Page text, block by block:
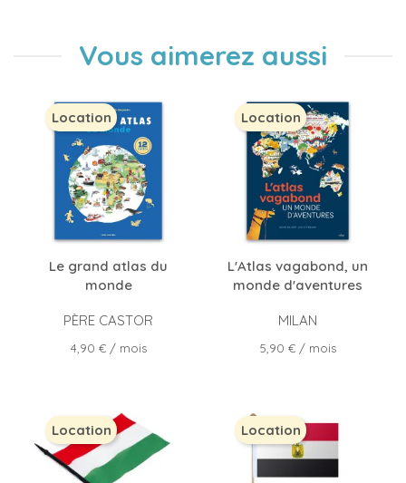
Vous aimerez aussi
Le grand atlas du
monde
PÈRE CASTOR
Prix
4,90 €/ mois
Location
L'Atlas vagabond, un
monde d'aventures
MILAN
Prix
5,90 €/ mois
Location
Location Location